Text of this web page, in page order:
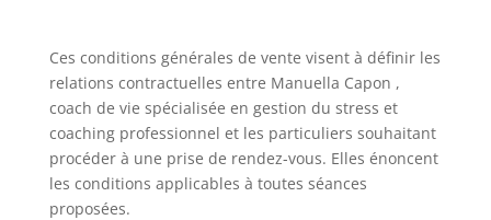
Ces conditions générales de vente visent à définir les
relations contractuelles entre Manuella Capon ,
coach de vie spécialisée en gestion du stress et
coaching professionnel et les particuliers souhaitant
procéder à une prise de rendez-vous. Elles énoncent
les conditions applicables à toutes séances
proposées.